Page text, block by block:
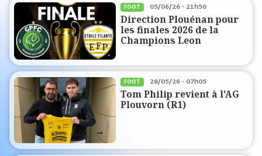
FOOT
05/06/26 - 21h50
Direction Plouénan pour
les finales 2026 de la
Champions Leon
FOOT
28/05/26 - 07h05
Tom Philip revient à l'AG
Plouvorn (R1)